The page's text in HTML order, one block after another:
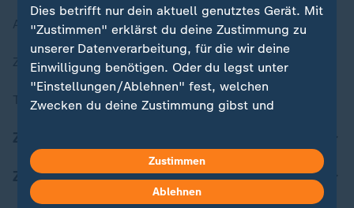
Aktuelle Sendungs-Videos
ZDFheute Stories
Themen im Überblick
ZDFheute Apps
Dies betrifft nur dein aktuell genutztes Gerät. Mit
"Zustimmen" erklärst du deine Zustimmung zu
unserer Datenverarbeitung, für die wir deine
Einwilligung benötigen. Oder du legst unter
"Einstellungen/Ablehnen" fest, welchen
Zwecken du deine Zustimmung gibst und
in deinen Einstellungen widerrufen oder ändern.
Hier findest du das Impressum.
Zustimmen
Ablehnen